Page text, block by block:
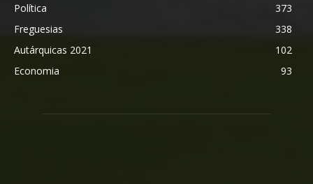
Política
373
Freguesias
338
Autárquicas 2021
102
Economia
93